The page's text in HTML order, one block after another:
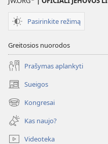
Pasirinkite režimą
Greitosios nuorodos
Prašymas aplankyti
Sueigos
(atsiveria
naujas
langas)
Kongresai
(atsiveria
naujas
langas)
Kas naujo?
Videoteka